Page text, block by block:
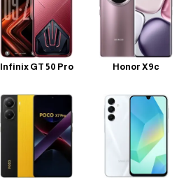
Honor X9c
Infinix GT 50 Pro